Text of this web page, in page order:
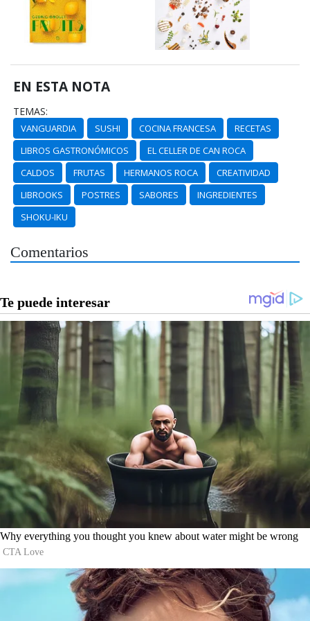
EN ESTA NOTA
TEMAS:
VANGUARDIA SUSHI COCINA FRANCESA
RECETAS
LIBROS GASTRONÓMICOS
EL CELLER DE CAN ROCA
CALDOS
FRUTAS HERMANOS ROCA
CREATIVIDAD
LIBROOKS
POSTRES SABORES
INGREDIENTES
SHOKU-IKU
Comentarios